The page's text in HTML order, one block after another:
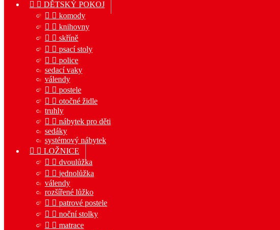
  DĚTSKÝ POKOJ
  komody
  knihovny
  skříně
  psací stoly
  police
sedací vaky
válendy
  postele
  otočné židle
truhly
  nábytek pro děti
sedáky
systémový nábytek
  LOŽNICE
  dvoulůžka
  jednolůžka
válendy
rozšířené lůžko
  patrové postele
  noční stolky
  matrace